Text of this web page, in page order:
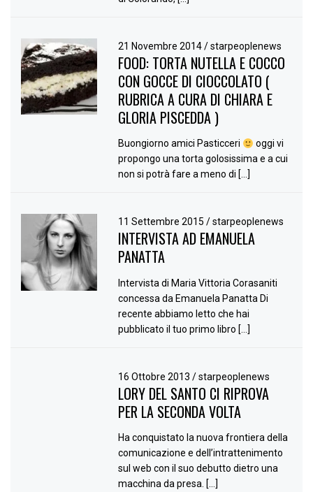
21 Novembre 2014/ starpeoplenews
FOOD: TORTA NUTELLA E COCCO
CON GOCCE DI CIOCCOLATO (
RUBRICA A CURA DI CHIARA E
GLORIA PISCEDDA )
Buongiorno amici Pasticceri
oggi vi
propongo una torta golosissima e a cui
non si potrà fare a meno di […]
11 Settembre 2015/ starpeoplenews
INTERVISTA AD EMANUELA
PANATTA
Intervista di Maria Vittoria Corasaniti
concessa da Emanuela Panatta Di
recente abbiamo letto che hai
pubblicato il tuo primo libro […]
16 Ottobre 2013/ starpeoplenews
LORY DEL SANTO CI RIPROVA
PER LA SECONDA VOLTA
Ha conquistato la nuova frontiera della
comunicazione e dell’intrattenimento
sul web con il suo debutto dietro una
macchina da presa. […]